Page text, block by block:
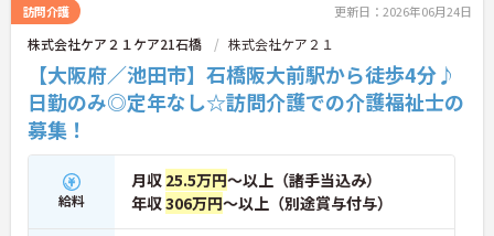
訪問介護 更新日：2026年06月24日
株式会社ケア２１ケア21石橋 株式会社ケア２１
【大阪府／池田市】石橋阪大前駅から徒歩4分♪
日勤のみ◎定年なし☆訪問介護での介護福祉士の
募集！
給料
月収 25.5万円～以上（諸手当込み）
年収306万円～以上（別途賞与付与）